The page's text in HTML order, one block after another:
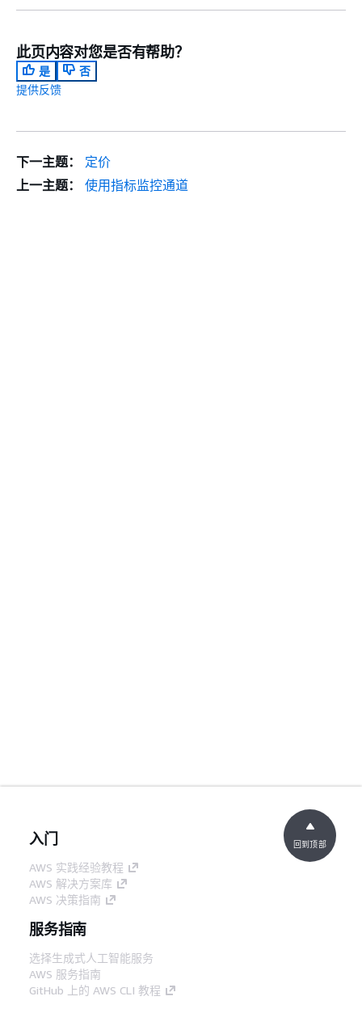
此页内容对您是否有帮助？
是
否
提供反馈
下一主题：
定价
上一主题：
使用指标监控通道
入门
AWS 实践经验教程
AWS 解决方案库
AWS 决策指南
服务指南
选择生成式人工智能服务
AWS 服务指南
GitHub 上的 AWS CLI 教程
回到顶部